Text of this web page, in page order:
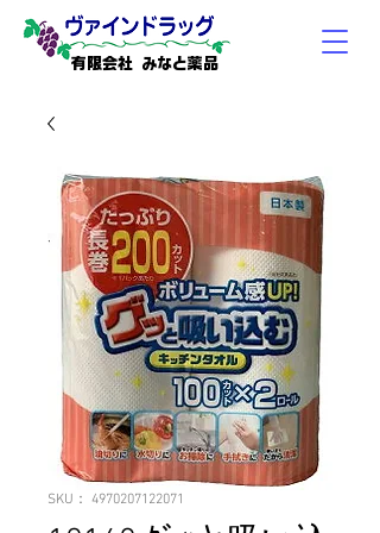
有限会社 みなと薬品
SKU： 4970207122071